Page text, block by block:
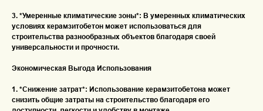
3. *Умеренные климатические зоны*: В умеренных климатических
условиях керамзитобетон может использоваться для
строительства разнообразных объектов благодаря своей
универсальности и прочности.
Экономическая Выгода Использования
1. *Снижение затрат*: Использование керамзитобетона может
снизить общие затраты на строительство благодаря его